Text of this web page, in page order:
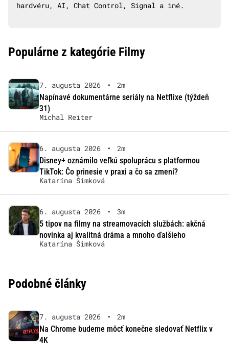
hardvéru, AI, Chat Control, Signal a iné.
Populárne z kategórie Filmy
7. augusta 2026 •
2m
Napínavé dokumentárne seriály na Netflixe (týždeň
31)
Michal Reiter
6. augusta 2026 •
2m
Disney+ oznámilo veľkú spoluprácu s platformou
TikTok: Čo prinesie v praxi a čo sa zmení?
Katarína Šimková
6. augusta 2026 •
3m
5 tipov na filmy na streamovacích službách: akčná
novinka aj kvalitná dráma a mnoho ďalšieho
Katarína Šimková
Podobné články
7. augusta 2026 •
2m
Na Chrome budeme môcť konečne sledovať Netflix v
4K